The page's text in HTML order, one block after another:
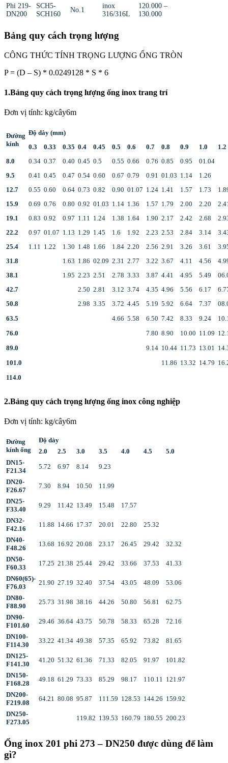
Phi 219-
DN200
SCH5-
SCH160
No.1
inox
316/316L
120.000 –
130.000
Bảng quy cách trọng lượng
CÔNG THỨC TÍNH TRỌNG LƯỢNG ỐNG TRÒN
P = (D – S) * 0.0249128 * S * 6
1.Bảng quy cách trọng lượng ống inox trang trí
Đơn vị tính: kg/cây6m
Đường
kính
Độ dày (mm)
0.3
0.33 0.35 0.4 0.45 0.5 0.6 0.7 0.8 0.9 1.0
1.2
8.0
0.34 0.37 0.40 0.45 0.5 0.55 0.66 0.76 0.85 0.95
01.04
9.5
0.41 0.45 0.47 0.54 0.60 0.67 0.79 0.91 01.03 1.14
1.26
12.7
0.55 0.60 0.64 0.73 0.82 0.90 01.07 1.24 1.41 1.57 1.73
15.9
0.69 0.76 0.80 0.92 01.03 1.14 1.36 1.57 1.79 2.00 2.20
19.1
0.83 0.92 0.97 1.11 1.24 1.38 1.64 1.90 2.17 2.42 2.68
22.2
0.97 01.07 1.13 1.29 1.45 1.6 1.92 2.23 2.53 2.84 3.14
25.4
1.11 1.22 1.30 1.48 1.66 1.84 2.20 2.56 2.91 3.26 3.61
31.8
1.63 1.86 02.09 2.31 2.77 3.22 3.67 4.11 4.56
38.1
1.95 2.23 2.51 2.78 3.33 3.87 4.41 4.95 5.49
42.7
2.50 2.81 3.12 3.74 4.35 4.96 5.56 6.17
50.8
2.98 3.35 3.72 4.45 5.19 5.92 6.64 7.37
63.5
4.66 5.58 6.50 7.42 8.33 9.24
76.0
7.80 8.90 10.00 11.09
89.0
9.14 10.44 11.73 13.01
101.0
11.86 13.32 14.79
114.0
2.Bảng quy cách trọng lượng ống inox công nghiệp
Đơn vị tính: kg/cây6m
Đường
kính ống
Độ dày
2.0
2.5 3.0 3.5 4.0 4.5
5.0
DN15-
F21.34
5.72 6.97 8.14
9.23
DN20-
F26.67
7.30 8.94 10.50
11.99
DN25-
F33.40
9.29 11.42 13.49 15.48
17.57
DN32-
F42.16
11.88 14.66 17.37 20.01 22.80
25.32
DN40-
F48.26
13.68 16.92 20.08 23.17 26.45 29.42
32.32
DN50-
F60.33
17.25 21.38 25.44 29.42 33.66 37.53
41.33
DN60(65)-
F76.03
21.90 27.19 32.40 37.54 43.05 48.09
53.06
DN80-
F88.90
25.73 31.98 38.16 44.26 50.80 56.81
62.75
DN90-
F101.60
29.46 36.64 43.75 50.78 58.33 65.28
72.16
DN100-
F114.30
33.22 41.34 49.38 57.35 65.92 73.82
81.65
DN125-
F141.30
41.20 51.32 61.36 71.33 82.05 91.97
101.82
DN150-
F168.28
49.18 61.29 73.33 85.29 98.17 110.11
121.97
DN200-
F219.08
64.21 80.08 95.87 111.59 128.53 144.26 159.92
DN250-
F273.05
119.82 139.53 160.79 180.55 200.23
Ống inox 201 phi 273 – DN250 được dùng để làm
gì?